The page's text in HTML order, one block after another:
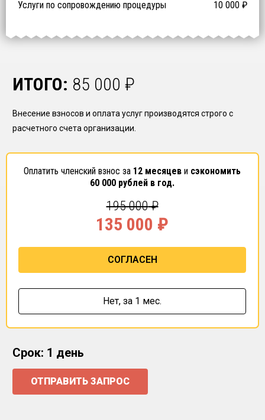
Услуги по сопровождению процедуры 10 000 ₽
ИТОГО: 85 000 ₽
Внесение взносов и оплата услуг производятся строго с
расчетного счета организации.
Оплатить членский взнос за 12 месяцев и сэкономить
60 000 рублей в год.
195 000₽
135 000 ₽
СОГЛАСЕН
Нет, за 1 мес.
Срок: 1 день
ОТПРАВИТЬ ЗАПРОС